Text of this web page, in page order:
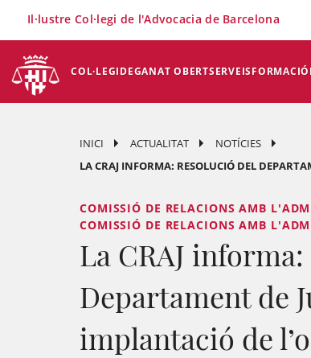
COL·LEGIDEGANAT OBERTSERVEISFORMACIÓ
Il·lustre Col·legi de l'Advocacia de Barcelona
INICI ACTUALITAT
NOTÍCIES
LA CRAJ INFORMA: RESOLUCIÓ DEL
COMISSIÓ DE RELACIONS AMB
COMISSIÓ DE RELACIONS AMB
La CRAJ
Departament de
implantació de